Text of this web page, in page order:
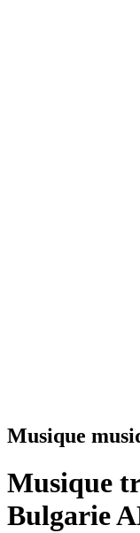
Musique
Musique
Bulgarie